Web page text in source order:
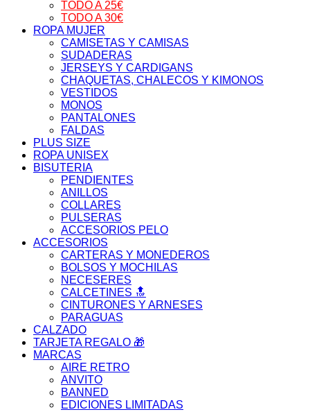
TODO A 25€
TODO A 30€
ROPA MUJER
CAMISETAS Y CAMISAS
SUDADERAS
JERSEYS Y CARDIGANS
CHAQUETAS, CHALECOS Y KIMONOS
VESTIDOS
MONOS
PANTALONES
FALDAS
PLUS SIZE
ROPA UNISEX
BISUTERIA
PENDIENTES
ANILLOS
COLLARES
PULSERAS
ACCESORIOS PELO
ACCESORIOS
CARTERAS Y MONEDEROS
BOLSOS Y MOCHILAS
NECESERES
CALCETINES 🔝
CINTURONES Y ARNESES
PARAGUAS
CALZADO
TARJETA REGALO 🎁
MARCAS
AIRE RETRO
ANVITO
BANNED
EDICIONES LIMITADAS